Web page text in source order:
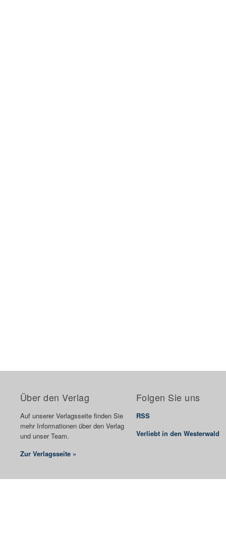
Über den Verlag
Auf unserer Verlagsseite finden Sie
mehr Informationen über den Verlag
und unser Team.
Zur Verlagsseite »
Folgen Sie uns
RSS
Verliebt in den Westerwald